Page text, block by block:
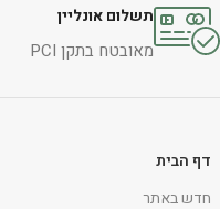
תשלום אונליין
מאובטח בתקן PCI
דף הבית
חדש באתר